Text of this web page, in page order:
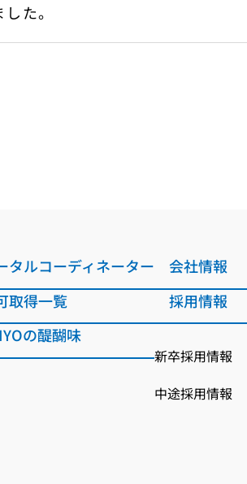
た。
タルコーディネーター
取得一覧
の醍醐味
会社情報
採用情報
新卒採用情報
中途採用情報